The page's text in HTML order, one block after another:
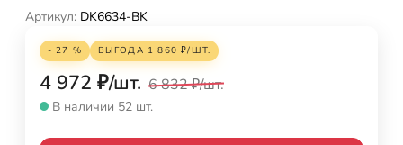
Артикул: DK6634-BK
- 27 % ВЫГОДА 1 860 ₽/ШТ.
4 972 ₽/шт. 6 832₽/шт.
В наличии 52 шт.